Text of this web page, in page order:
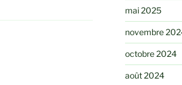
mai 2025
novembre
octobre 2024
août 2024